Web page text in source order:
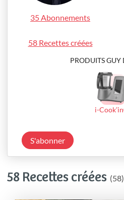
35 Abonnements
58 Recettes créées
PRODUITS GUY
i-
S'abonner
58 Recettes créées (58)